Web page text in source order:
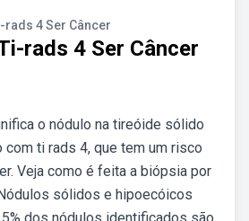
rads 4 Ser Câncer
rads 4 Ser Câncer
o nódulo na tireóide sólido
ti rads 4, que tem um risco
Veja como é feita a biópsia por
sólidos e hipoecóicos